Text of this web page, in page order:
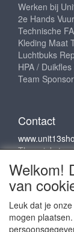
Werken bij
2e Hands
Technische
Kleding Maat
Luchtbuks
HPA / Duikfles
Team
Contact
6361 HB Nuth
Sociale
Welkom!
van
Leuk dat je
mogen